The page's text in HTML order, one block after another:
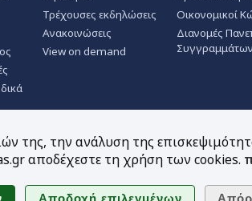
Τρέχουσες εκδηλώσεις
Ανακοινώσεις
View on demand
Οικονομικοί
Διανομές
Συγγραμμάτων
της, την ανάλυση της
αποδέχεστε τη χρήση των cookies.